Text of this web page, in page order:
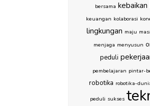
bersama kebaikan
keuangan kolaborasi
lingkungan maju
menjaga menyusun
peduli
pembelajaran pintar-
robotika robotika-
peduli sukses